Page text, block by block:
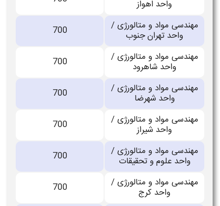
واحد اهواز
مهندسی مواد و متالورژی /
واحد تهران جنوب
700
مهندسی مواد و متالورژی /
واحد شاهرود
700
مهندسی مواد و متالورژی /
واحد شهرضا
700
مهندسی مواد و متالورژی /
واحد شیراز
700
مهندسی مواد و متالورژی /
واحد علوم و تحقیقات
700
مهندسی مواد و متالورژی /
واحد کرج
700